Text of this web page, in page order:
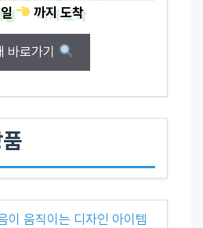
까지도착
바로가기
이 움직이는 디자인 아이템